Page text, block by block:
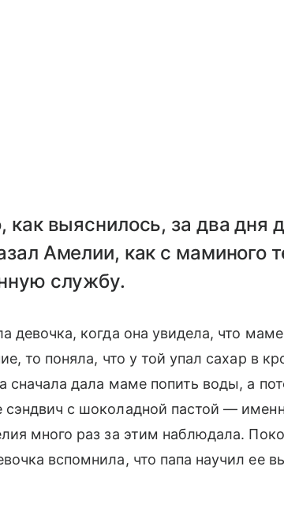
как выяснилось, за два дня
Амелии, как с маминого
службу.
девочка, когда она увидела, что
то поняла, что у той упал сахар в
сначала дала маме попить воды, а
с шоколадной пастой —
много раз за этим наблюдала.
вспомнила, что папа научил ее